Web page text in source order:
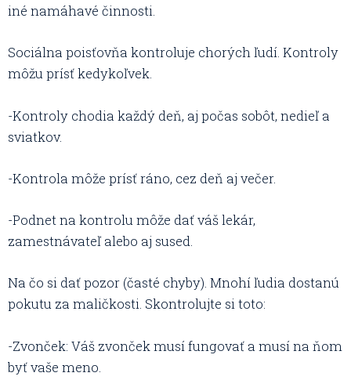
iné namáhavé činnosti.
Sociálna poisťovňa kontroluje chorých ľudí. Kontroly
môžu prísť kedykoľvek.
-Kontroly chodia každý deň, aj počas sobôt, nedieľ a
sviatkov.
-Kontrola môže prísť ráno, cez deň aj večer.
-Podnet na kontrolu môže dať váš lekár,
zamestnávateľ alebo aj sused.
Na čo si dať pozor (časté chyby). Mnohí ľudia dostanú
pokutu za maličkosti. Skontrolujte si toto:
-Zvonček: Váš zvonček musí fungovať a musí na ňom
byť vaše meno.